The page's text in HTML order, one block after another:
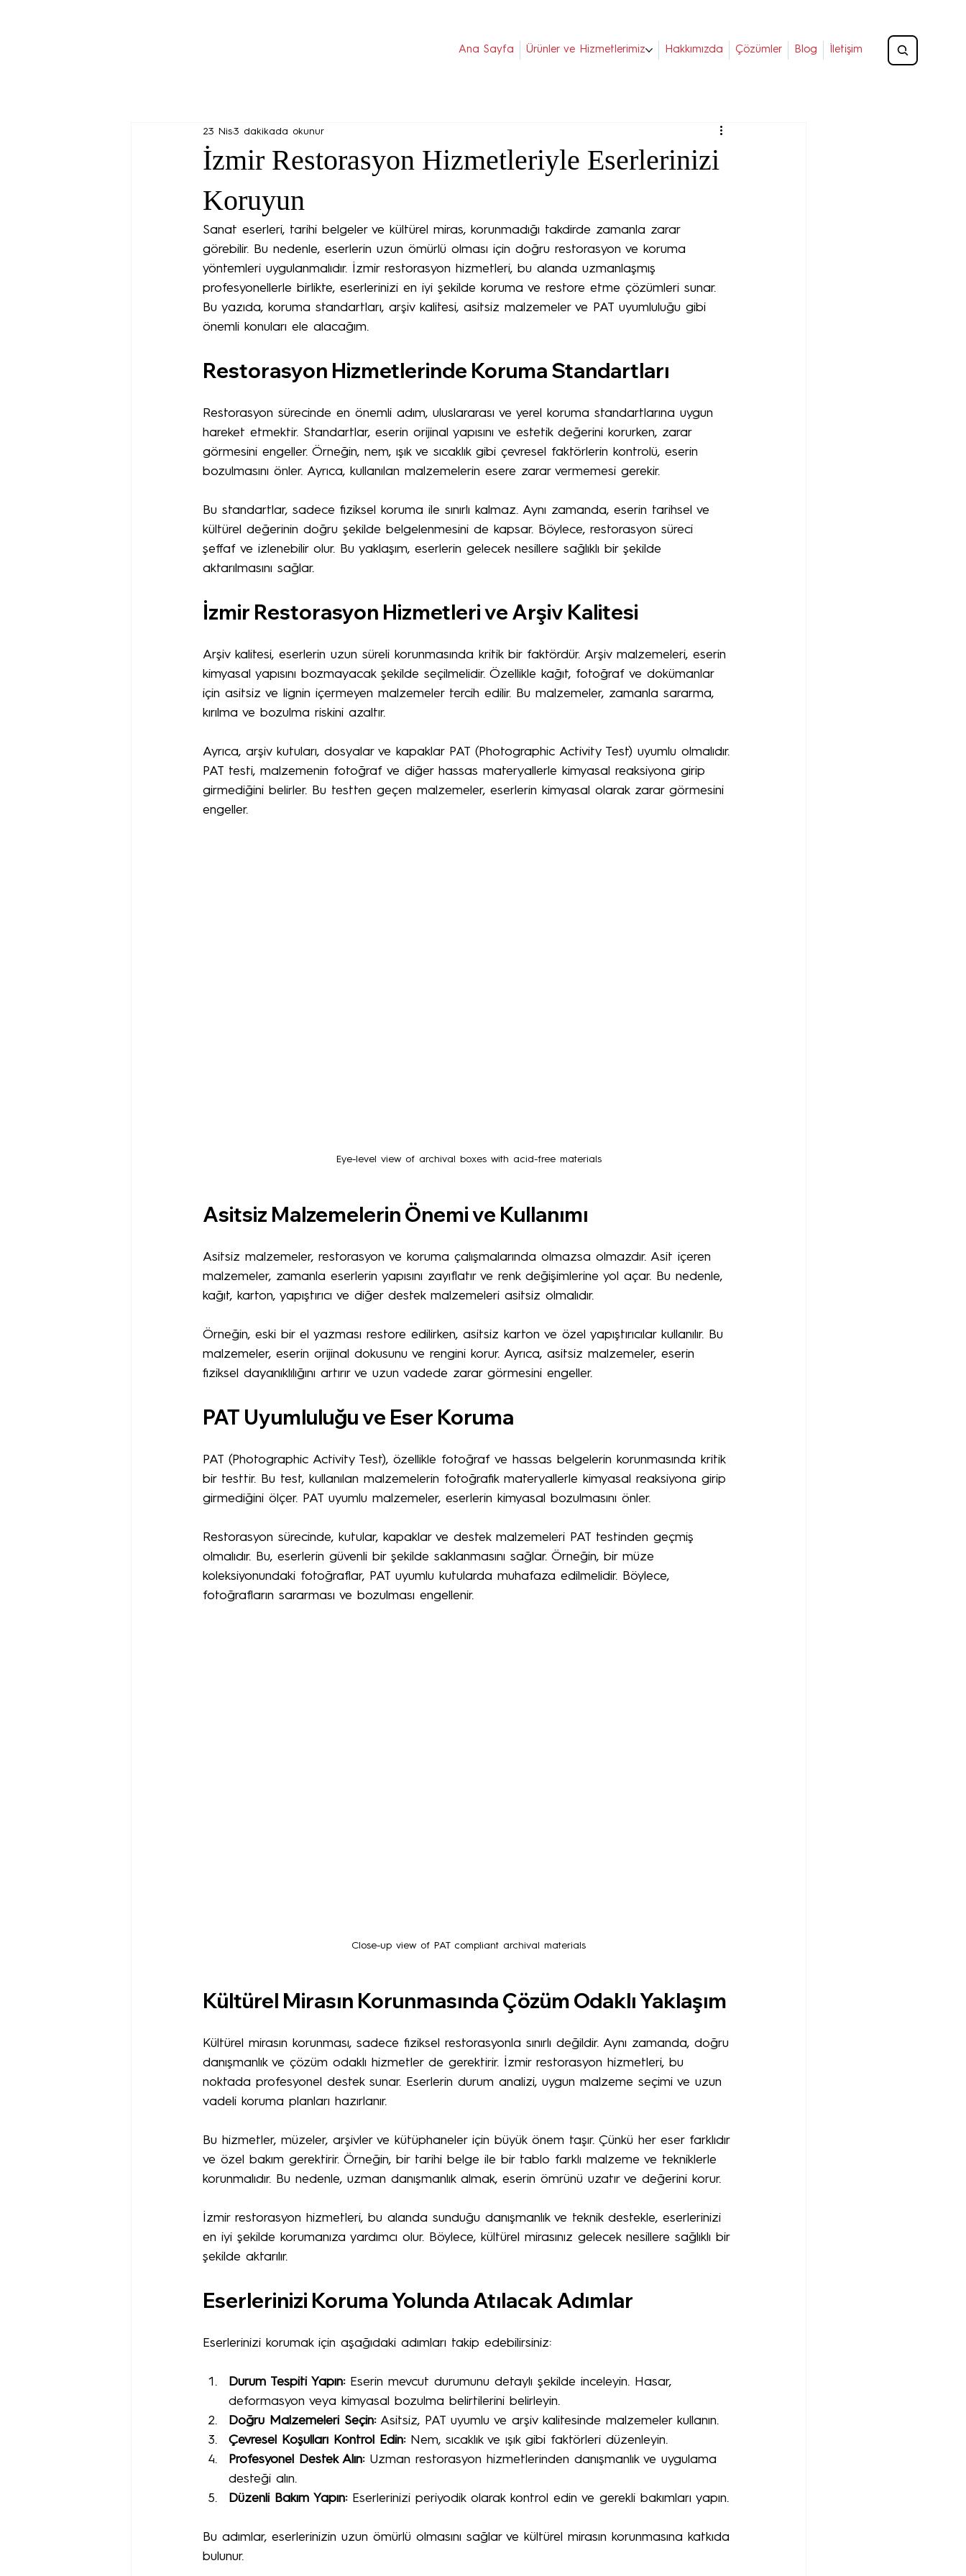
Ana Sayfa Ürünler ve Hizmetlerimiz Hakkımızda Çözümler Blog İletişim
İzmir Restorasyon Hizmetleriyle Eserlerinizi
Koruyun
23 Nis3 dakikada okunur
Sanat eserleri, tarihi belgeler ve kültürel miras, korunmadığı takdirde zamanla zarar
görebilir. Bu nedenle, eserlerin uzun ömürlü olması için doğru restorasyon ve koruma
yöntemleri uygulanmalıdır. İzmir restorasyon hizmetleri, bu alanda uzmanlaşmış
profesyonellerle birlikte, eserlerinizi en iyi şekilde koruma ve restore etme çözümleri sunar.
Bu yazıda, koruma standartları, arşiv kalitesi, asitsiz malzemeler ve PAT uyumluluğu gibi
önemli konuları ele alacağım.
Restorasyon Hizmetlerinde Koruma Standartları
Restorasyon sürecinde en önemli adım, uluslararası ve yerel koruma standartlarına uygun
hareket etmektir. Standartlar, eserin orijinal yapısını ve estetik değerini korurken, zarar
görmesini engeller. Örneğin, nem, ışık ve sıcaklık gibi çevresel faktörlerin kontrolü, eserin
bozulmasını önler. Ayrıca, kullanılan malzemelerin esere zarar vermemesi gerekir.
Bu standartlar, sadece fiziksel koruma ile sınırlı kalmaz. Aynı zamanda, eserin tarihsel ve
kültürel değerinin doğru şekilde belgelenmesini de kapsar. Böylece, restorasyon süreci
şeffaf ve izlenebilir olur. Bu yaklaşım, eserlerin gelecek nesillere sağlıklı bir şekilde
aktarılmasını sağlar.
İzmir Restorasyon Hizmetleri ve Arşiv Kalitesi
Arşiv kalitesi, eserlerin uzun süreli korunmasında kritik bir faktördür. Arşiv malzemeleri, eserin
kimyasal yapısını bozmayacak şekilde seçilmelidir. Özellikle kağıt, fotoğraf ve dokümanlar
için asitsiz ve lignin içermeyen malzemeler tercih edilir. Bu malzemeler, zamanla sararma,
kırılma ve bozulma riskini azaltır.
Ayrıca, arşiv kutuları, dosyalar ve kapaklar PAT (Photographic Activity Test) uyumlu olmalıdır.
PAT testi, malzemenin fotoğraf ve diğer hassas materyallerle kimyasal reaksiyona girip
girmediğini belirler. Bu testten geçen malzemeler, eserlerin kimyasal olarak zarar görmesini
engeller.
Eye-level view of archival boxes with acid-free materials
Asitsiz Malzemelerin Önemi ve Kullanımı
Asitsiz malzemeler, restorasyon ve koruma çalışmalarında olmazsa olmazdır. Asit içeren
malzemeler, zamanla eserlerin yapısını zayıflatır ve renk değişimlerine yol açar. Bu nedenle,
kağıt, karton, yapıştırıcı ve diğer destek malzemeleri asitsiz olmalıdır.
Örneğin, eski bir el yazması restore edilirken, asitsiz karton ve özel yapıştırıcılar kullanılır. Bu
malzemeler, eserin orijinal dokusunu ve rengini korur. Ayrıca, asitsiz malzemeler, eserin
fiziksel dayanıklılığını artırır ve uzun vadede zarar görmesini engeller.
PAT Uyumluluğu ve Eser Koruma
PAT (Photographic Activity Test), özellikle fotoğraf ve hassas belgelerin korunmasında kritik
bir testtir. Bu test, kullanılan malzemelerin fotoğrafik materyallerle kimyasal reaksiyona girip
girmediğini ölçer. PAT uyumlu malzemeler, eserlerin kimyasal bozulmasını önler.
Restorasyon sürecinde, kutular, kapaklar ve destek malzemeleri PAT testinden geçmiş
olmalıdır. Bu, eserlerin güvenli bir şekilde saklanmasını sağlar. Örneğin, bir müze
koleksiyonundaki fotoğraflar, PAT uyumlu kutularda muhafaza edilmelidir. Böylece,
fotoğrafların sararması ve bozulması engellenir.
Close-up view of PAT compliant archival materials
Kültürel Mirasın Korunmasında Çözüm Odaklı Yaklaşım
Kültürel mirasın korunması, sadece fiziksel restorasyonla sınırlı değildir. Aynı zamanda, doğru
danışmanlık ve çözüm odaklı hizmetler de gerektirir. İzmir restorasyon hizmetleri, bu
noktada profesyonel destek sunar. Eserlerin durum analizi, uygun malzeme seçimi ve uzun
vadeli koruma planları hazırlanır.
Bu hizmetler, müzeler, arşivler ve kütüphaneler için büyük önem taşır. Çünkü her eser farklıdır
ve özel bakım gerektirir. Örneğin, bir tarihi belge ile bir tablo farklı malzeme ve tekniklerle
korunmalıdır. Bu nedenle, uzman danışmanlık almak, eserin ömrünü uzatır ve değerini korur.
İzmir restorasyon hizmetleri, bu alanda sunduğu danışmanlık ve teknik destekle, eserlerinizi
en iyi şekilde korumanıza yardımcı olur. Böylece, kültürel mirasınız gelecek nesillere sağlıklı bir
şekilde aktarılır.
Eserlerinizi Koruma Yolunda Atılacak Adımlar
Eserlerinizi korumak için aşağıdaki adımları takip edebilirsiniz:
Durum Tespiti Yapın: Eserin mevcut durumunu detaylı şekilde inceleyin. Hasar,
deformasyon veya kimyasal bozulma belirtilerini belirleyin.
Doğru Malzemeleri Seçin: Asitsiz, PAT uyumlu ve arşiv kalitesinde malzemeler kullanın.
Çevresel Koşulları Kontrol Edin: Nem, sıcaklık ve ışık gibi faktörleri düzenleyin.
Profesyonel Destek Alın: Uzman restorasyon hizmetlerinden danışmanlık ve uygulama
desteği alın.
Düzenli Bakım Yapın: Eserlerinizi periyodik olarak kontrol edin ve gerekli bakımları yapın.
Bu adımlar, eserlerinizin uzun ömürlü olmasını sağlar ve kültürel mirasın korunmasına katkıda
bulunur.